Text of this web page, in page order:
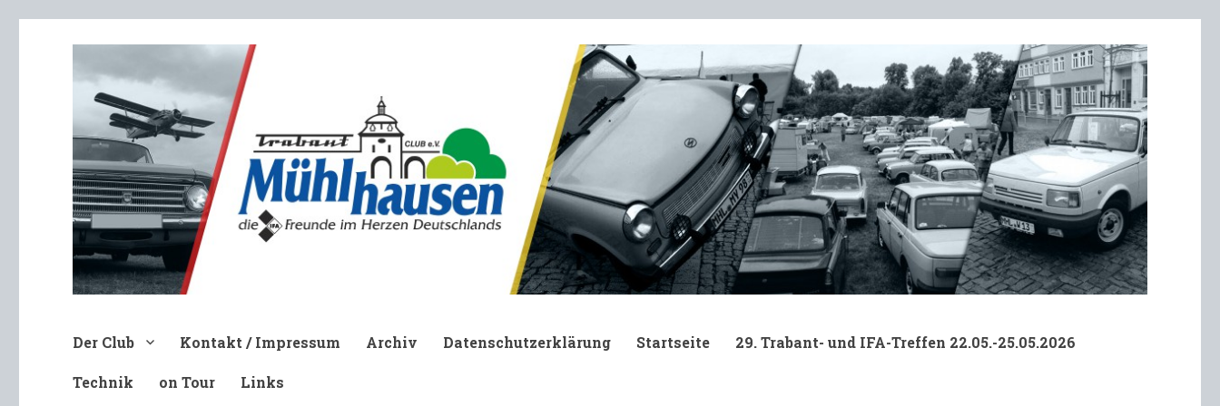
Trabant-Club Mühlhausen e.V.
Der Club Kontakt / Impressum Archiv Datenschutzerklärung Startseite 29. Trabant- und IFA-Treffen 22.05.-25.05.2026
Technik on Tour Links